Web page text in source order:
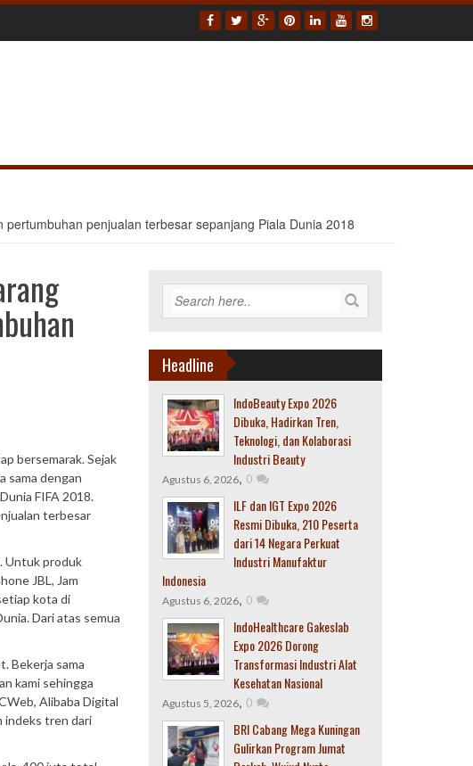
penjualan terbesar sepanjang Piala Dunia 2018
bersemarak. Sejak
sama dengan
FIFA 2018.
terbesar
Untuk produk
JBL, Jam
kota di
Dari atas semua
Bekerja sama
kami sehingga
Alibaba Digital
indeks tren dari
Headline
IndoBeauty Expo 2026
Dibuka, Hadirkan Tren,
Teknologi, dan Kolaborasi
Industri Beauty
Agustus 6, 2026, 0
ILF dan IGT Expo 2026
Resmi Dibuka, 210 Peserta
dari 14 Negara Perkuat
Industri Manufaktur
Indonesia
Agustus 6, 2026, 0
IndoHealthcare Gakeslab
Expo 2026 Dorong
Transformasi Industri Alat
Kesehatan Nasional
Agustus 5, 2026, 0
BRI Cabang Mega Kuningan
Gulirkan Program Jumat